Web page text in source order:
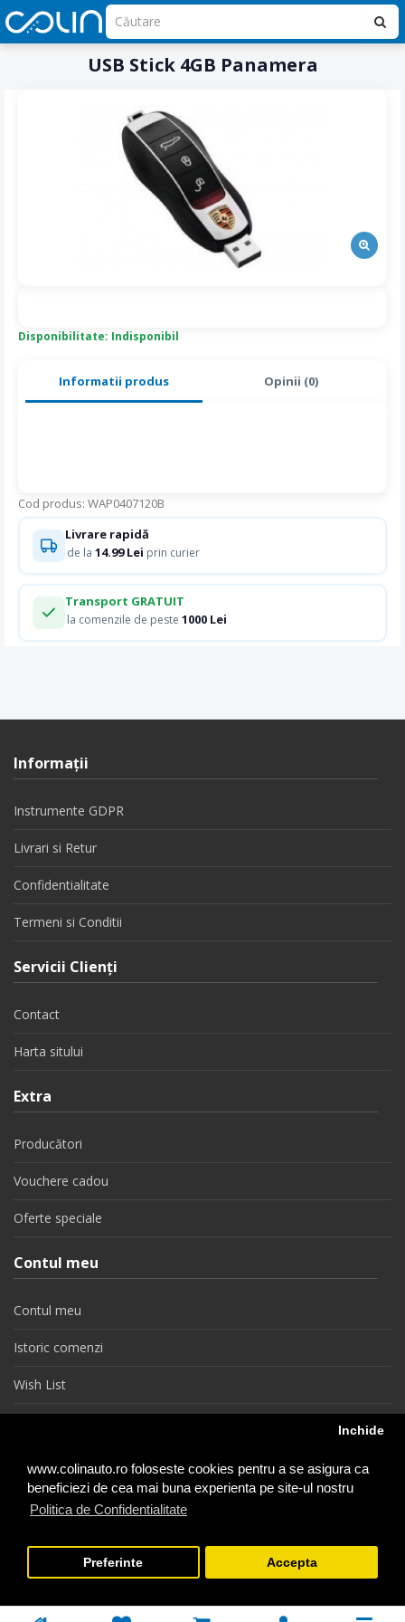
www.colinauto.ro foloseste cookies pentru a se asigura ca
beneficiezi de cea mai buna experienta pe site-ul nostru
Politica de Confidentialitate
Inchide
Preferinte Accepta
USB Stick 4GB Panamera
Informatii produs Opinii (0)
Cod produs: WAP0407120B
Disponibilitate: Indisponibil
Livrare rapidă
de la 14.99 Lei prin curier
Transport GRATUIT
la comenzile de peste 1000 Lei
Informaţii
Instrumente GDPR
Livrari si Retur
Confidentialitate
Termeni si Conditii
Servicii Clienţi
Contact
Harta sitului
Extra
Producători
Vouchere cadou
Oferte speciale
Contul meu
Contul meu
Istoric comenzi
Wish List